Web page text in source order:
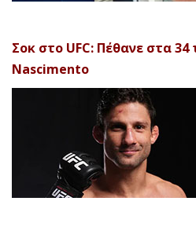
Σοκ στο UFC: Πέθανε στα 34
Nascimento